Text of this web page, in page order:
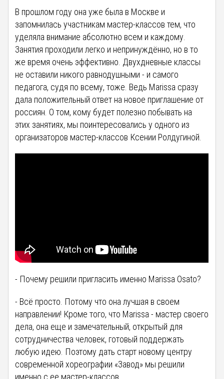
В прошлом году она уже была в Москве и
запомнилась участникам мастер-классов тем, что
уделяла внимание абсолютно всем и каждому.
Занятия проходили легко и непринуждённо, но в то
же время очень эффективно. Двухдневные классы
не оставили никого равнодушными - и самого
педагога, судя по всему, тоже. Ведь Marissa сразу
дала положительный ответ на новое приглашение от
россиян. О том, кому будет полезно побывать на
этих занятиях, мы поинтересовались у одного из
организаторов мастер-классов Ксении Ролдугиной.
- Почему решили пригласить именно Marissa Osato?
- Всё просто. Потому что она лучшая в своем
направлении! Кроме того, что Marissa - мастер своего
дела, она еще и замечательный, открытый для
сотрудничества человек, готовый поддержать
любую идею. Поэтому дать старт новому центру
современной хореографии «Завод» мы решили
именно с ее мастер-классов.